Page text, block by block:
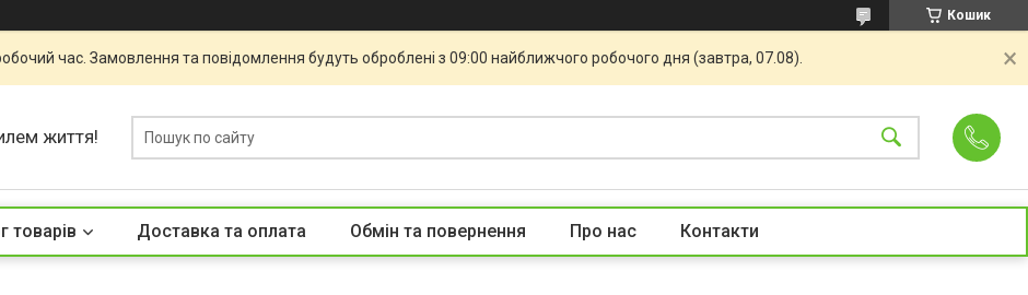
Кошик
час. Замовлення та повідомлення будуть оброблені з 09:00 найближчого робочого дня (завтра, 07.08).
життя!
товарів Доставка та оплата Обмін та повернення Про нас Контакти